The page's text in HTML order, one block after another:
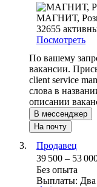
МАГНИТ,
32655
Посмотреть
По вашему
вакансии.
client service
слова в
описании
В мессенджер
На почту
Продавец
39 500 – 53
Без опыта
Выплаты: Два